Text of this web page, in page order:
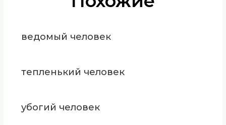
ведомый человек
тепленький человек
убогий человек